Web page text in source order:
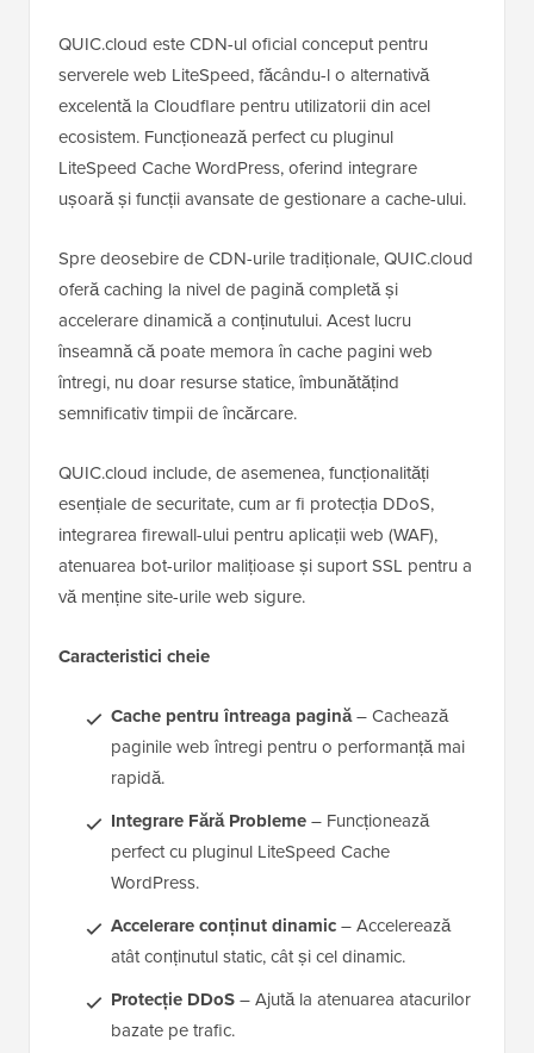
QUIC.cloud este CDN-ul oficial conceput pentru
serverele web LiteSpeed, făcându-l o alternativă
excelentă la Cloudflare pentru utilizatorii din acel
ecosistem. Funcționează perfect cu pluginul
LiteSpeed Cache WordPress, oferind integrare
ușoară și funcții avansate de gestionare a cache-ului.
Spre deosebire de CDN-urile tradiționale, QUIC.cloud
oferă caching la nivel de pagină completă și
accelerare dinamică a conținutului. Acest lucru
înseamnă că poate memora în cache pagini web
întregi, nu doar resurse statice, îmbunătățind
semnificativ timpii de încărcare.
QUIC.cloud include, de asemenea, funcționalități
esențiale de securitate, cum ar fi protecția DDoS,
integrarea firewall-ului pentru aplicații web (WAF),
atenuarea bot-urilor malițioase și suport SSL pentru a
vă menține site-urile web sigure.
Caracteristici cheie
Cache pentru întreaga pagină– Cachează
paginile web întregi pentru o performanță mai
rapidă.
Integrare Fără Probleme– Funcționează
perfect cu pluginul LiteSpeed Cache
WordPress.
Accelerare conținut dinamic– Accelerează
atât conținutul static, cât și cel dinamic.
Protecție DDoS– Ajută la atenuarea atacurilor
bazate pe trafic.